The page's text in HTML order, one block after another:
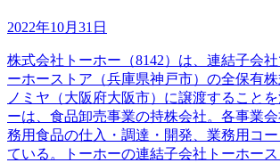
2022年10月31日
株式会社トーホー（8142）は、連結子会
ーホーストア（兵庫県神戸市）の全保有
ノミヤ（大阪府大阪市）に譲渡すること
ーは、食品卸売事業の持株会社。各事業
務用食品の仕入・調達・開発、業務用コ
ている。トーホーの連結子会社トーホー